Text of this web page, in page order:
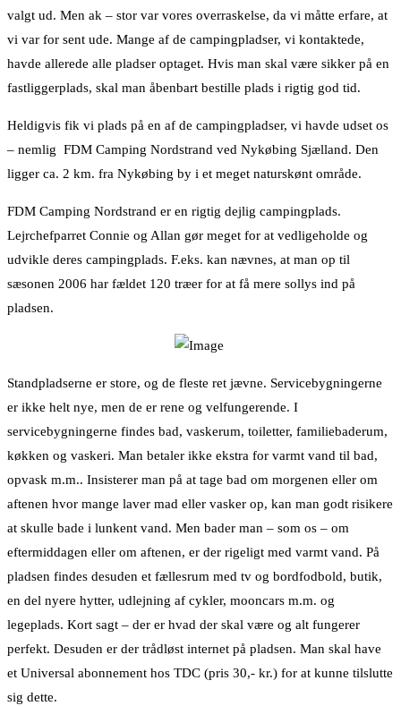
valgt ud. Men ak – stor var vores overraskelse, da vi måtte erfare, at
vi var for sent ude. Mange af de campingpladser, vi kontaktede,
havde allerede alle pladser optaget. Hvis man skal være sikker på en
fastliggerplads, skal man åbenbart bestille plads i rigtig god tid.
Heldigvis fik vi plads på en af de campingpladser, vi havde udset os
– nemlig FDM Camping Nordstrand ved Nykøbing Sjælland. Den
ligger ca. 2 km. fra Nykøbing by i et meget naturskønt område.
FDM Camping Nordstrand er en rigtig dejlig campingplads.
Lejrchefparret Connie og Allan gør meget for at vedligeholde og
udvikle deres campingplads. F.eks. kan nævnes, at man op til
sæsonen 2006 har fældet 120 træer for at få mere sollys ind på
pladsen.
Standpladserne er store, og de fleste ret jævne. Servicebygningerne
er ikke helt nye, men de er rene og velfungerende. I
servicebygningerne findes bad, vaskerum, toiletter, familiebaderum,
køkken og vaskeri. Man betaler ikke ekstra for varmt vand til bad,
opvask m.m.. Insisterer man på at tage bad om morgenen eller om
aftenen hvor mange laver mad eller vasker op, kan man godt risikere
at skulle bade i lunkent vand. Men bader man – som os – om
eftermiddagen eller om aftenen, er der rigeligt med varmt vand. På
pladsen findes desuden et fællesrum med tv og bordfodbold, butik,
en del nyere hytter, udlejning af cykler, mooncars m.m. og
legeplads. Kort sagt – der er hvad der skal være og alt fungerer
perfekt. Desuden er der trådløst internet på pladsen. Man skal have
et Universal abonnement hos TDC (pris 30,- kr.) for at kunne tilslutte
sig dette.